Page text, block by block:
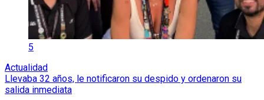
5
Actualidad
Llevaba 32 años, le notificaron su despido y ordenaron su
salida inmediata